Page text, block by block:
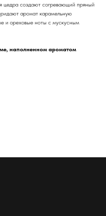
цедра создают согревающий пряный
аромат карамельную
и ореховые ноты с мускусным
наполненном ароматом